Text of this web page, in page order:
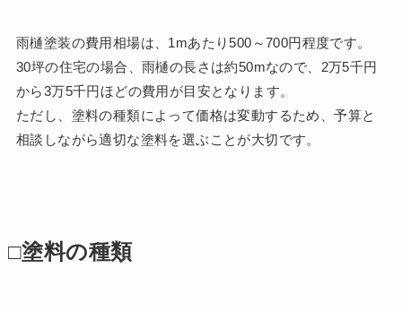
雨樋塗装の費用相場は、1mあたり500～700円程度です。
30坪の住宅の場合、雨樋の長さは約50mなので、2万5千円
から3万5千円ほどの費用が目安となります。
ただし、塗料の種類によって価格は変動するため、予算と
相談しながら適切な塗料を選ぶことが大切です。
□塗料の種類